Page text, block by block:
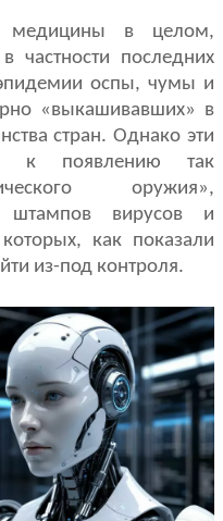
медицины в целом,
частности последних
оспы, чумы и
«выкашивавших» в
стран. Однако эти
к появлению так
оружия»,
штампов вирусов и
как показали
из-под контроля.